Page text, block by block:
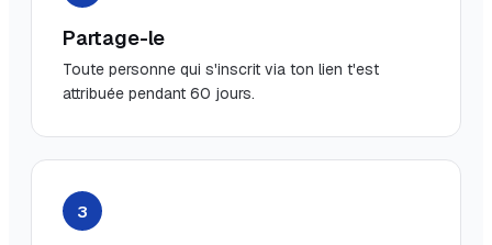
Partage-le
Toute personne qui s'inscrit via ton lien t'est
attribuée pendant 60 jours.
3